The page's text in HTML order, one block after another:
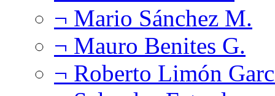
¬ Mario Sánchez M.
¬ Mauro Benites G.
¬ Roberto Limón